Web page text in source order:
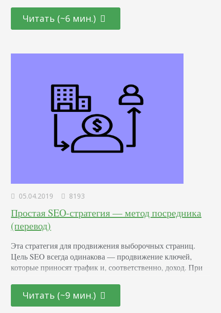
географии, любая ppc-кампания будет неполноценной.
Вне зависимости от бюджета вашей рекламы, целей,
анализа. Он выходит за рамки контекстной рекламы.
Читать (~6 мин.)
05.04.2019 8193
Простая SEO-стратегия — метод посредника
(перевод)
Эта стратегия для продвижения выборочных страниц.
Цель SEO всегда одинакова — продвижение ключей,
которые приносят трафик и, соответственно, доход. При
запрос "что такое страхование" для вывода в топ
хороший, но "купить страховку" лучше, т. к. он приводит
Читать (~9 мин.)